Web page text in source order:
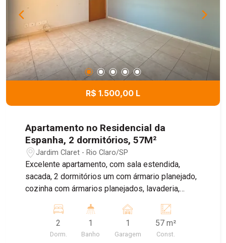
R$ 1.500,00 L
Apartamento no Residencial da
Espanha, 2 dormitórios, 57M²
Jardim Claret - Rio Claro/SP
Excelente apartamento, com sala estendida,
sacada, 2 dormitórios um com ármario planejado,
cozinha com ármarios planejados, lavaderia,
garagem. Área de lazer completa Piscina,
churrasqueira, espaço para festa e palyground.
Portaria 24hrs.
2
Dorm.
1
Banho
1
Garagem
57 m²
Const.